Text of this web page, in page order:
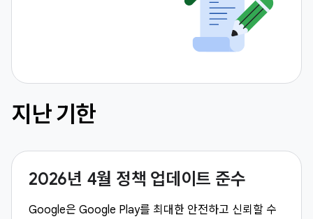
지난 기한
2026년 4월 정책 업데이트 준수
Google은 Google Play를 최대한 안전하고 신뢰할 수